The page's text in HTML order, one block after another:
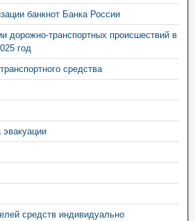
банкнот Банка России
дорожно-транспортных происшествий в
год
средства
средств индивидуально